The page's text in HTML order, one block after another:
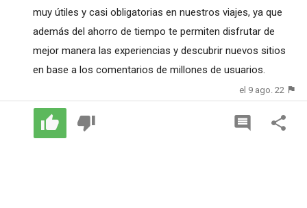
muy útiles y casi obligatorias en nuestros viajes, ya que
además del ahorro de tiempo te permiten disfrutar de
mejor manera las experiencias y descubrir nuevos sitios
en base a los comentarios de millones de usuarios.
el 9 ago. 22